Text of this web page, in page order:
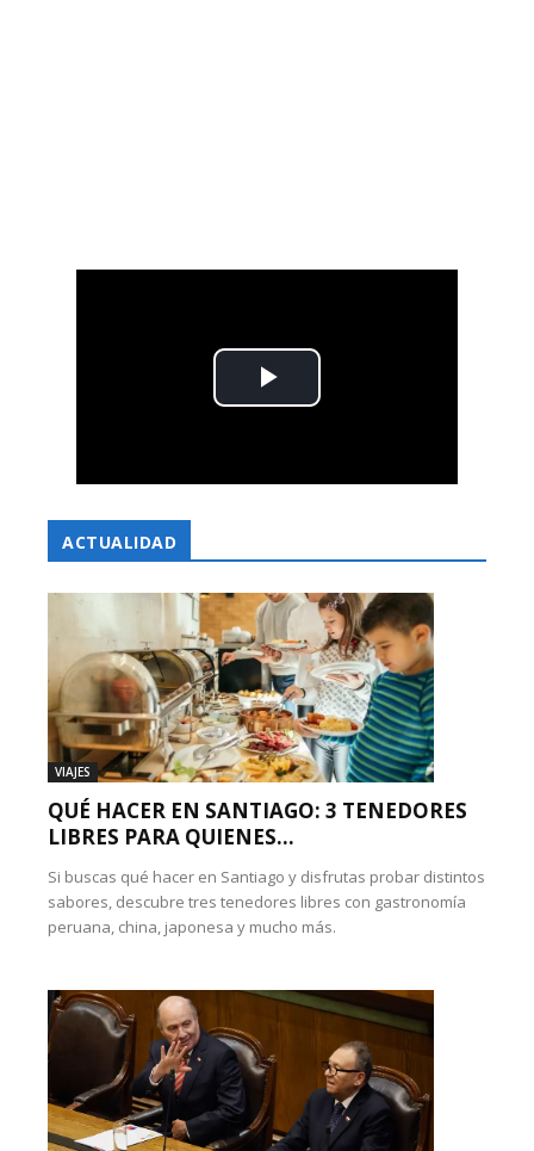
ACTUALIDAD
VIAJES
QUÉ HACER EN SANTIAGO: 3 TENEDORES
LIBRES PARA QUIENES...
Si buscas qué hacer en Santiago y disfrutas probar distintos
sabores, descubre tres tenedores libres con gastronomía
peruana, china, japonesa y mucho más.